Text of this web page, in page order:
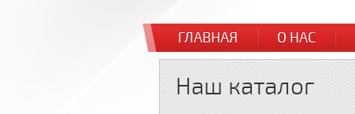
ГЛАВНАЯ О НАС
Наш каталог